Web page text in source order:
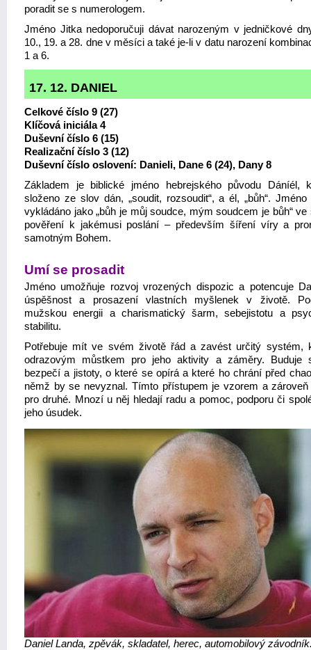
poradit se s numerologem.
Jméno Jitka nedoporučuji dávat narozeným v jedničkové
10., 19. a 28. dne v měsíci a také je-li v datu narození
1 a 6.
17. 12. DANIEL
Celkové číslo 9 (27)
Klíčová iniciála 4
Duševní číslo 6 (15)
Realizační číslo 3 (12)
Duševní číslo oslovení: Danieli, Dane 6 (24), Dany 8
Základem je biblické jméno hebrejského původu Dáníél,
složeno ze slov dán, „soudit, rozsoudit“, a él, „bůh“.
vykládáno jako „bůh je můj soudce, mým soudcem je bůh“
pověření k jakémusi poslání – především šíření víry a
samotným Bohem.
Umí se prosadit
Jméno umožňuje rozvoj vrozených dispozic a potencuje
úspěšnost a prosazení vlastních myšlenek v životě.
mužskou energii a charismatický šarm, sebejistotu a
stabilitu.
Potřebuje mít ve svém životě řád a zavést určitý systém,
odrazovým můstkem pro jeho aktivity a záměry. Buduje
bezpečí a jistoty, o které se opírá a které ho chrání před
němž by se nevyznal. Tímto přístupem je vzorem a zároveň
pro druhé. Mnozí u něj hledají radu a pomoc, podporu či
jeho úsudek.
Daniel Landa, zpěvák, skladatel, herec, automobilový